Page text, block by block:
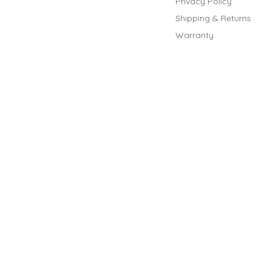
Shipping & Returns
Warranty